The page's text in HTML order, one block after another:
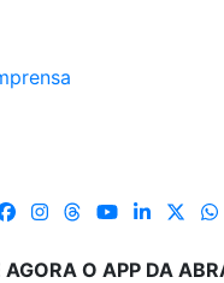
AGORA O APP DA